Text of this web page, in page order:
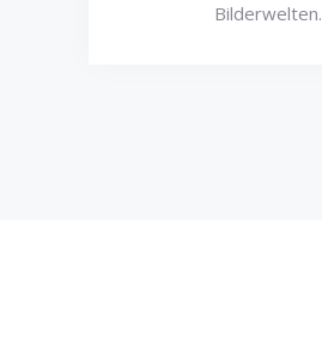
Bilderwelten.